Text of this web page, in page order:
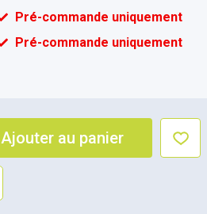
Pré-commande uniquement
Pré-commande uniquement
Ajouter au panier